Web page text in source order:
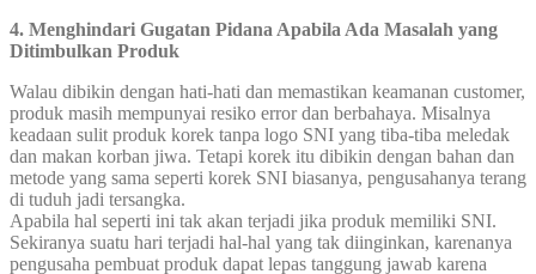
4. Menghindari Gugatan Pidana Apabila Ada Masalah yang
Ditimbulkan Produk
Walau dibikin dengan hati-hati dan memastikan keamanan customer,
produk masih mempunyai resiko error dan berbahaya. Misalnya
keadaan sulit produk korek tanpa logo SNI yang tiba-tiba meledak
dan makan korban jiwa. Tetapi korek itu dibikin dengan bahan dan
metode yang sama seperti korek SNI biasanya, pengusahanya terang
di tuduh jadi tersangka.
Apabila hal seperti ini tak akan terjadi jika produk memiliki SNI.
Sekiranya suatu hari terjadi hal-hal yang tak diinginkan, karenanya
pengusaha pembuat produk dapat lepas tanggung jawab karena